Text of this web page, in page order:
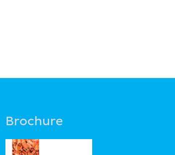
Brochure